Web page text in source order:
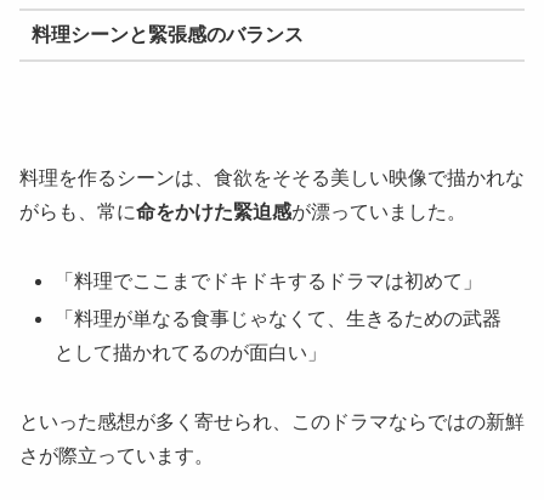
料理シーンと緊張感のバランス
料理を作るシーンは、食欲をそそる美しい映像で描かれな
がらも、常に命をかけた緊迫感が漂っていました。
「料理でここまでドキドキするドラマは初めて」
「料理が単なる食事じゃなくて、生きるための武器
として描かれてるのが面白い」
といった感想が多く寄せられ、このドラマならではの新鮮
さが際立っています。